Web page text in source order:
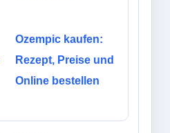
Ozempic kaufen:
Rezept, Preise und
Online bestellen